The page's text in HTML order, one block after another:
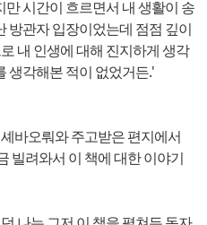
시간이 흐르면서 내 생활이 송
방관자 입장이었는데 점점 깊이
내 인생에 대해 진지하게 생각
생각해본 적이 없었거든.'
바오뤄와 주고받은 편지에서
빌려와서 이 책에 대한 이야기